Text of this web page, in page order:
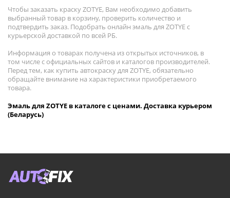
Чтобы заказать краску ZOTYE, Вам необходимо добавить
выбранный товар в корзину, проверить количество и
подтвердить заказ. Подобрать онлайн эмаль для ZOTYE с
курьерской доставкой по всей РБ.
Информация о товарах получена из открытых источников, в
том числе с официальных сайтов и каталогов производителей.
Перед тем, как купить автокраску для ZOTYE, обязательно
обращайте внимание на характеристики приобретаемого
товара.
Эмаль для ZOTYE в каталоге с ценами. Доставка курьером
(Беларусь)